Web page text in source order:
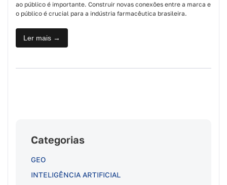
ao público é importante. Construir novas conexões entre a marca e
o público é crucial para a indústria farmacêutica brasileira.
Ler mais →
Categorias
GEO
INTELIGÊNCIA ARTIFICIAL